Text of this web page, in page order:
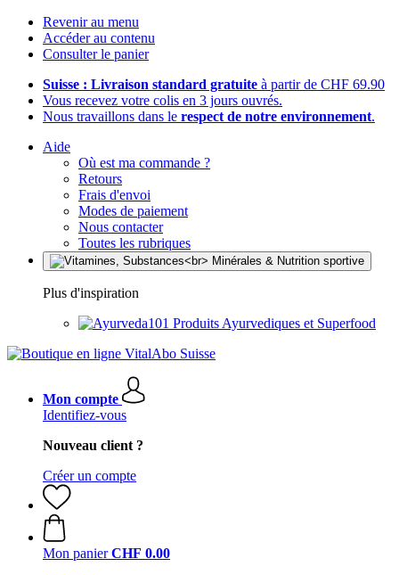
Revenir au menu
Accéder au contenu
Consulter le panier
Suisse : Livraison standard gratuite à partir de CHF 69.90
Vous recevez votre colis en 3 jours ouvrés.
Nous travaillons dans le respect de notre environnement.
Aide
Où est ma commande ?
Retours
Frais d'envoi
Modes de paiement
Nous contacter
Toutes les rubriques
Plus d'inspiration
Produits Ayurvediques et Superfood
Mon compte
Identifiez-vous
Nouveau client ?
Créer un compte
Mon panier CHF 0.00